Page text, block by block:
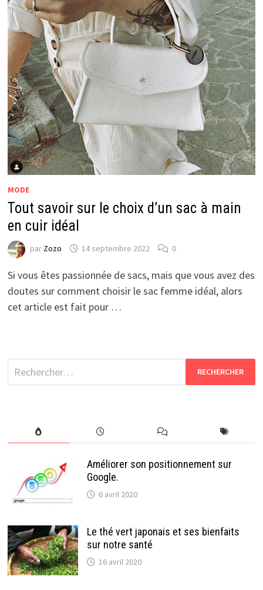
MODE
Tout savoir sur le choix d’un sac à main
en cuir idéal
par Zozo 14 septembre 2022 0
Si vous êtes passionnée de sacs, mais que vous avez des
doutes sur comment choisir le sac femme idéal, alors
cet article est fait pour …
Rechercher :
Améliorer son positionnement sur
Google.
6 avril 2020
Le thé vert japonais et ses bienfaits
sur notre santé
16 avril 2020